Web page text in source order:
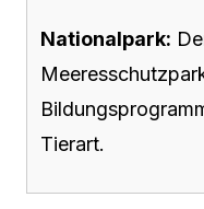
Nationalpark:
Tierart.